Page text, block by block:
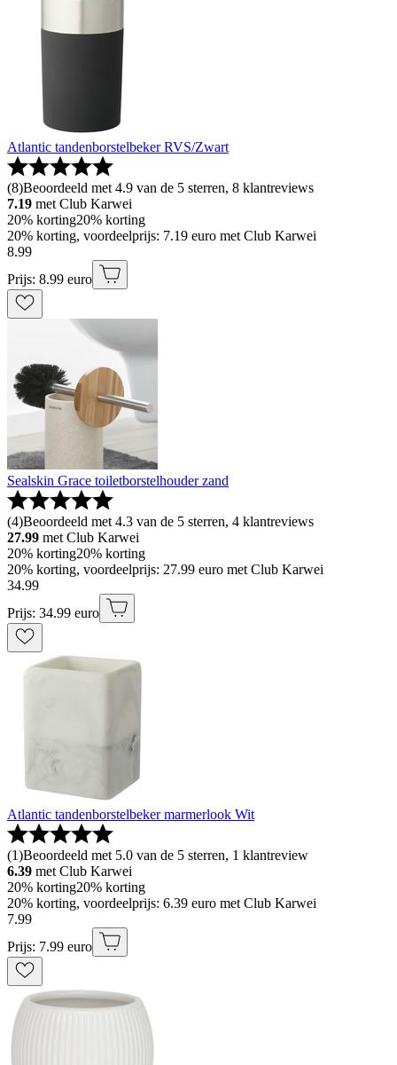
Atlantic tandenborstelbeker RVS/Zwart
(8)Beoordeeld met 4.9 van de 5 sterren, 8 klantreviews
7.19 met Club Karwei
20% korting20% korting
20% korting, voordeelprijs: 7.19 euro met Club Karwei
8.99
Prijs: 8.99 euro
Sealskin Grace toiletborstelhouder zand
(4)Beoordeeld met 4.3 van de 5 sterren, 4 klantreviews
27.99 met Club Karwei
20% korting20% korting
20% korting, voordeelprijs: 27.99 euro met Club Karwei
34.99
Prijs: 34.99 euro
Atlantic tandenborstelbeker marmerlook Wit
(1)Beoordeeld met 5.0 van de 5 sterren, 1 klantreview
6.39 met Club Karwei
20% korting20% korting
20% korting, voordeelprijs: 6.39 euro met Club Karwei
7.99
Prijs: 7.99 euro